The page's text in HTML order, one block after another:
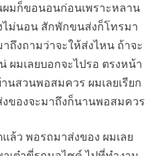
ผมก็ขอนอนก่อนเพราะหลาน
ไม่นอน สักพักขนส่งก็โทรมา
ถึงถามว่าจะให้ส่งไหน ถ้าจะ
ผมเลยบอกจะไปรอ ตรงหน้า
นสวนพอสมควร ผมเลยเรียก
งของจะมาถึงก็นานพอสมควร
ล้ว พอรถมาส่งของ ผมเลย